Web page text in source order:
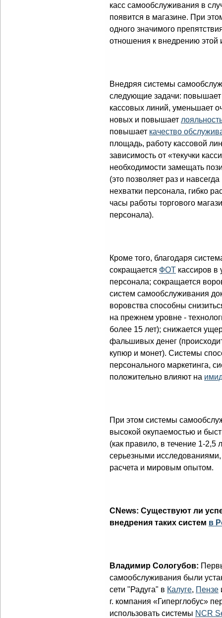
касс самообслуживания в
появится в магазине. При
одного значимого
отношения к внедрению этой
Внедряя системы
следующие задачи: повышает
кассовых линий, уменьшает
новых и повышает
повышает качество
площадь, работу кассовой
зависимость от «текучки
необходимости замещать
(это позволяет раз и
нехватки персонала, гибко
часы работы торгового
персонала).
Кроме того, благодаря
сокращается ФОТ кассиров в
персонала; сокращается
систем самообслуживания
воровства способны
на прежнем уровне -
более 15 лет); снижается
фальшивых денег
купюр и монет). Системы
персонального маркетинга,
положительно влияют на
При этом системы
высокой окупаемостью и
(как правило, в течение 1-2,5
серьезными
расчета и мировым опытом.
CNews: Существуют ли
внедрения таких систем в
Владимир Сологубов:
самообслуживания были
сети "Радуга" в Калуге, Пензе
г. компания «Гиперглобус»
использовать системы NCR